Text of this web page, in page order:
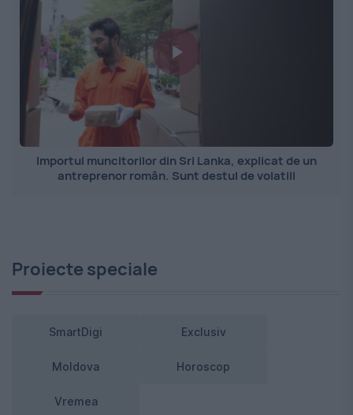
Importul muncitorilor din Sri Lanka, explicat de un
antreprenor român. Sunt destul de volatili
Proiecte speciale
SmartDigi Exclusiv
Moldova Horoscop
Vremea